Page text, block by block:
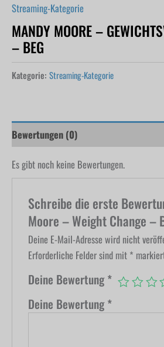
Streaming-Kategorie
MANDY MOORE –
– BEG
Kategorie: Streaming-Kategorie
Bewertungen (0)
Es gibt noch keine Bewertungen.
Schreibe die erste
Moore – Weight Change –
Deine E-Mail-Adresse wird nicht
Erforderliche Felder sind mit *
Deine Bewertung*
Deine Bewertung*